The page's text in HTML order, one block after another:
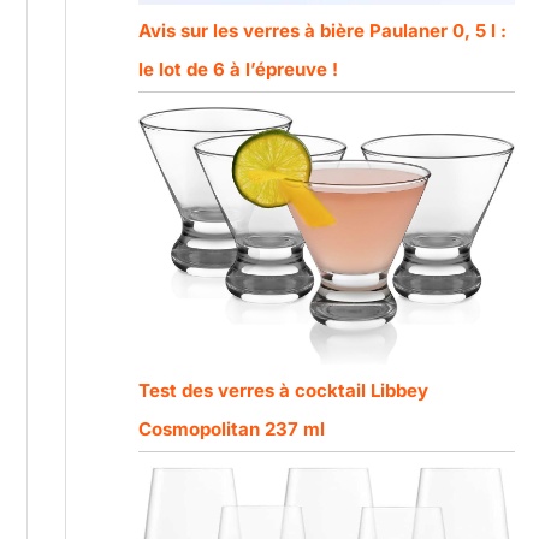
Avis sur les verres à bière Paulaner 0, 5 l :
le lot de 6 à l’épreuve !
Test des verres à cocktail Libbey
Cosmopolitan 237 ml